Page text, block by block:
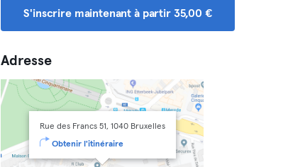
S'inscrire maintenant à partir 35,00 €
Adresse
Rue des Francs 51, 1040 Bruxelles
Obtenir l'itinéraire